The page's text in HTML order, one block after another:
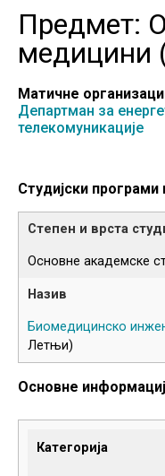
Предмет:
медицини
Матичне
Департман за
телекомуникације
Студијски
Основне академске
Биомедицинско
Летњи)
Основне
Категорија